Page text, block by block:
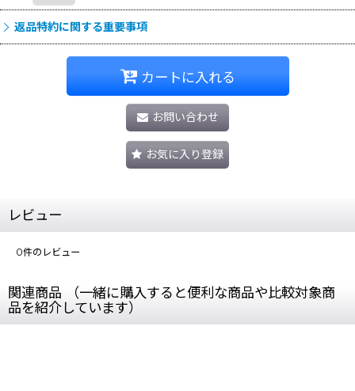
返品特約に関する重要事項
カートに入れる
お問い合わせ
お気に入り登録
レビュー
0件のレビュー
関連商品 （一緒に購入すると便利な商品や比較対象商
品を紹介しています）